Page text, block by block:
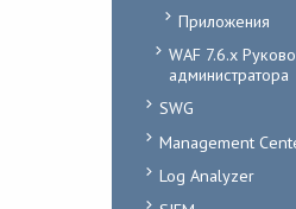
Приложения
WAF 7.6.x
администратора
SWG
Management
Log Analyzer